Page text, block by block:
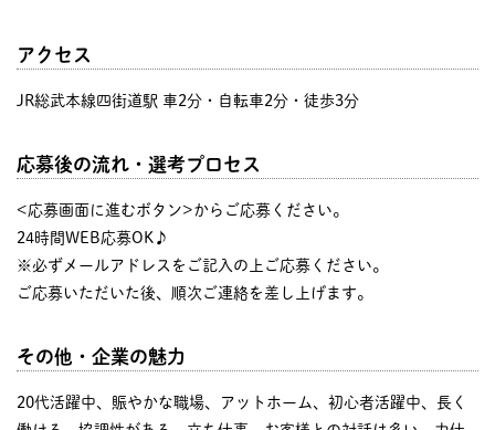
アクセス
JR総武本線四街道駅 車2分・自転車2分・徒歩3分
応募後の流れ・選考プロセス
<応募画面に進むボタン>からご応募ください。
24時間WEB応募OK♪
※必ずメールアドレスをご記入の上ご応募ください。
ご応募いただいた後、順次ご連絡を差し上げます。
その他・企業の魅力
20代活躍中、賑やかな職場、アットホーム、初心者活躍中、長く